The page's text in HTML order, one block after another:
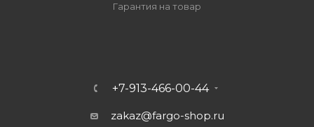
Гарантия на товар
+7-913-466-00-44
zakaz@fargo-shop.ru